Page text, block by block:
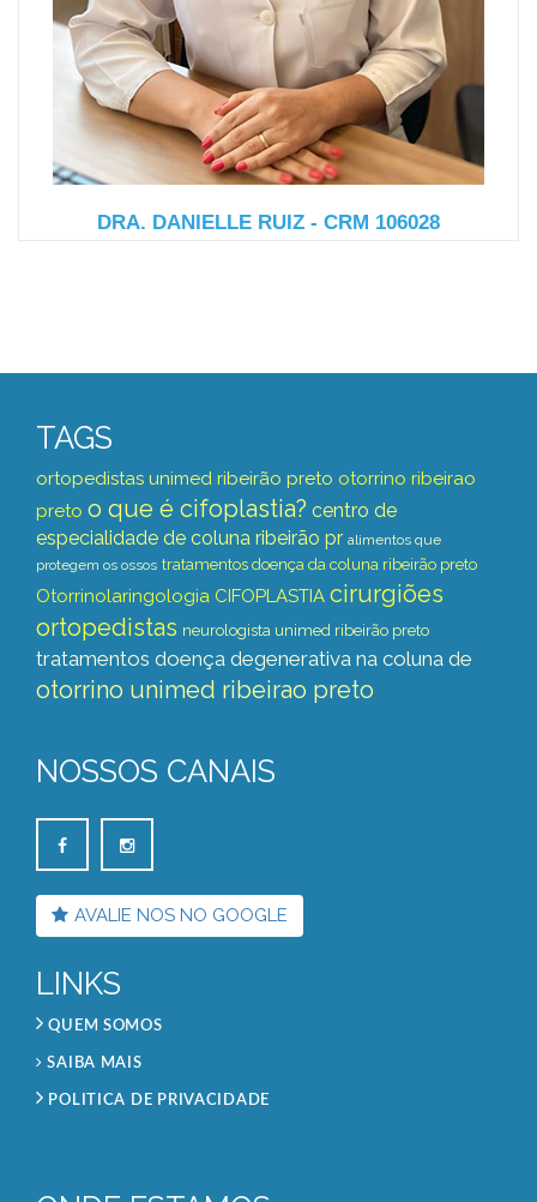
DRA. DANIELLE RUIZ - CRM 106028
TAGS
ortopedistas unimed ribeirão preto otorrino ribeirao
preto o que é cifoplastia? centro de
especialidade de coluna ribeirão pr alimentos que
protegem os ossos tratamentos doença da coluna ribeirão preto
Otorrinolaringologia CIFOPLASTIA cirurgiões
ortopedistas neurologista unimed ribeirão preto
tratamentos doença degenerativa na coluna de
otorrino unimed ribeirao preto
NOSSOS CANAIS
AVALIE NOS NO GOOGLE
LINKS
QUEM SOMOS
SAIBA MAIS
POLITICA DE PRIVACIDADE